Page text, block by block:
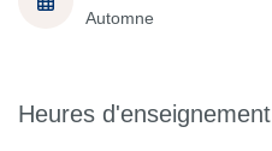
Automne
Heures d'enseignement